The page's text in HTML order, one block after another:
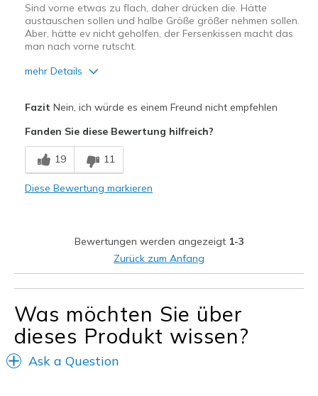
Breite
Passen genau
Größe
Meine Meinung zu Schuhen
Sind vorne etwas zu flach, daher drücken die. Hätte
austauschen sollen und halbe Größe größer nehmen sollen.
Aber, hätte ev nicht geholfen, der Fersenkissen macht das
man nach vorne rutscht.
mehr Details
Hübsch
Leicht
Steif
Geeignete Verwendung
Auf der Arbeit
Freizeitkleidung
Fazit Nein, ich würde es einem Freund nicht empfehlen
Fanden Sie diese Bewertung hilfreich?
19 11
Diese Bewertung markieren
Bewertungen werden angezeigt 1-3
Zurück zum Anfang
Was möchten Sie über
dieses Produkt wissen?
Ask a Question